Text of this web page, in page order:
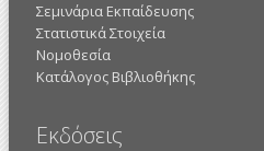
Σεμινάρια Εκπαίδευσης
Στατιστικά Στοιχεία
Νομοθεσία
Κατάλογος Βιβλιοθήκης
Εκδόσεις